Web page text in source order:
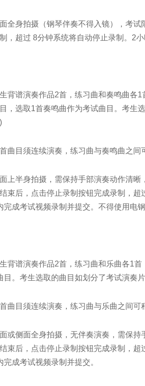
身拍摄（钢琴伴奏不得入镜），考试
，超过 8分钟系统将自动停止录制。2
谱演奏作品2首，练习曲和奏鸣曲各1
，选取1首奏鸣曲作为考试曲目。考生
目须连续演奏，练习曲与奏鸣曲之间
半身拍摄，需保持手部演奏动作清晰
束后，点击停止录制按钮完成录制，
成考试视频录制并提交。不得使用电钢
谱演奏作品2首，练习曲和乐曲各1首
目。考生选取的曲目如划分了考试演奏
目须连续演奏，练习曲与乐曲之间可
侧面全身拍摄，无伴奏演奏，需保持
束后，点击停止录制按钮完成录制，
成考试视频录制并提交。